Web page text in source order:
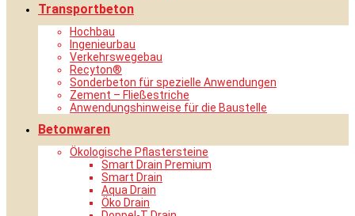
Transportbeton
Hochbau
Ingenieurbau
Verkehrswegebau
Recyton®
Sonderbeton für spezielle Anwendungen
Zement – Fließestriche
Anwendungshinweise für die Baustelle
Betonwaren
Ökologische Pflastersteine
Smart Drain Premium
Smart Drain
Aqua Drain
Öko Drain